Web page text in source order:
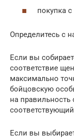
покупка
Определитесь с
Если вы
соответствие
максимально
бойцовскую
на
Если вы